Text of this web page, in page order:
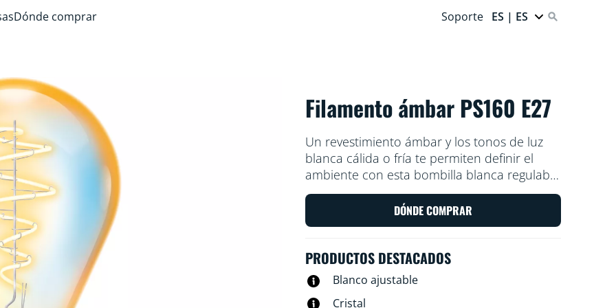
Dónde comprar Soporte ES | ES
Filamento ámbar PS160 E27
Un revestimiento ámbar y los tonos de luz
blanca cálida o fría te permiten definir el
ambiente con esta bombilla blanca regulable
y alargada con filamento inteligente WiZ de
estilo vintage. Úsala con la aplicación WiZ o
con tu propia voz para reducir y aumentar el
preestablecidos en los ajustes de Wi-Fi.
DÓNDE COMPRAR
PRODUCTOS DESTACADOS
Blanco ajustable
Cristal